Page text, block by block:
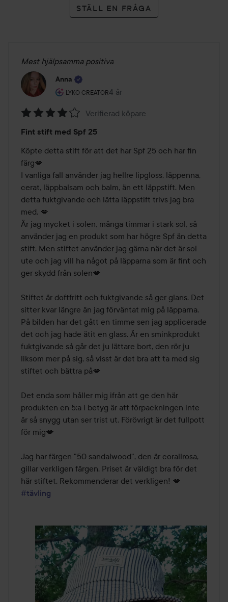
STÄLL EN FRÅGA
Mest hjälpsamma positiva
Anna
LYKO CREATOR
Användarens roll: Lyko Creator.
4 år
Inlägget skapades 4 år
4
av
5
Verifierad köpare
Fint stift med Spf 25
Köpte detta stift för att det har Spf 25 och har fin
färg💋
I vanliga fall använder jag hellre lipgloss, läppenna,
cerat, läppbalsam och balm, än ett läppstift. Men
detta fuktgivande och lätta läppstift trivs jag bra
med. 💋
Är jag mycket i solen, många timmar i stark sol, så
använder jag en produkt som har högre Spf än detta
stift. Men stiftet använder jag gärna när det är sol
ute och jag vill ha något på läpparna som är fint och
ger skydd från solen💋
Stiftet är doftfritt och fuktgivande så ger glans. Det
sitter kvar längre än jag förväntat mig på läpparna.
På bilden har det gått en timme sen jag applicerade
det och jag hade ätit en glass. Är en sminkprodukt
fuktgivande så går det ju lättare bort, den rör ju
liksom mer på sig, så visst är det bra att ta med sig
stiftet och bättra på💋
Det enda som håller mig ifrån att ge den här
produkten en 5:a i betyg är att förpackningen inte
är så snygg utan ser trist ut. Förövrigt är det fullpott
för mig💋
Jag har färgen "50 sandalwood", den är corallrosa,
gillar verkligen färgen. Priset är väldigt bra för det
#tävling